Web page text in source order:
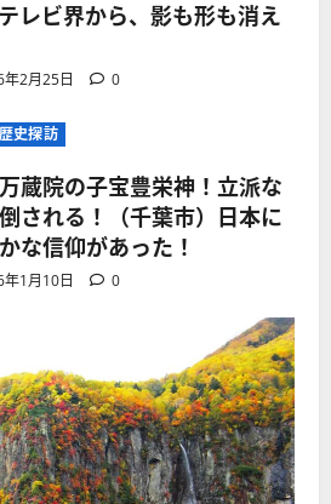
レビ界から、影も形も消え
2月25日 0
史探訪
蔵院の子宝豊栄神！立派な
される！（千葉市）日本に
な信仰があった！
1月10日 0